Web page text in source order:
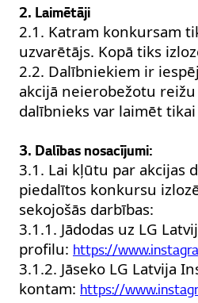
2. Laimētāji
2.1. Katram konkursam
uzvarētājs. Kopā tiks
2.2. Dalībniekiem ir
akcijā neierobežotu
dalībnieks var laimēt
3. Dalības nosacījumi:
3.1. Lai kļūtu par akcijas
piedalītos konkursu
sekojošās darbības:
3.1.1. Jādodas uz LG
profilu: https://
3.1.2. Jāseko LG Latvija
kontam: https://